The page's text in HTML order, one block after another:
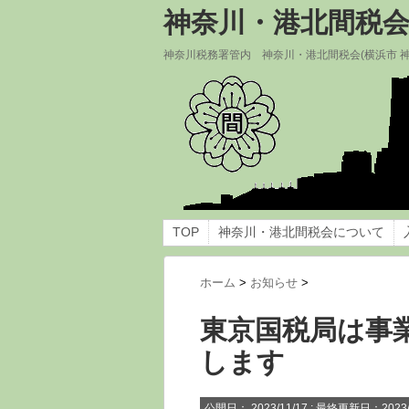
神奈川・港北間税会
神奈川税務署管内 神奈川・港北間税会(横浜市
TOP 神奈川・港北間税会について
ホーム > お知らせ >
東京国税局は事
します